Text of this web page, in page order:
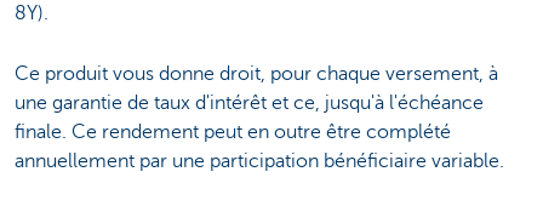
8Y).
Ce produit vous donne droit, pour chaque versement, à
une garantie de taux d'intérêt et ce, jusqu'à l'échéance
finale. Ce rendement peut en outre être complété
annuellement par une participation bénéficiaire variable.